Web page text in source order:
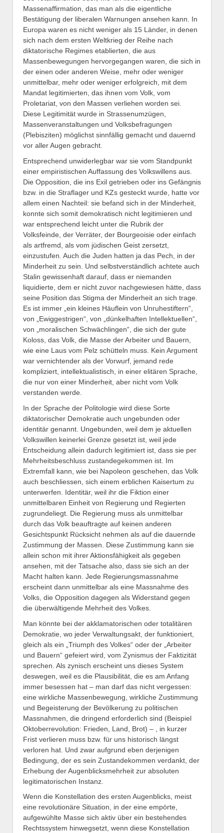
Massenaffirmation, das man als die eigentliche
Bestätigung der liberalen Warnungen ansehen kann. In
Europa waren es nicht weniger als 15 Länder, in denen
sich nach dem ersten Weltkrieg der Reihe nach
diktatorische Regimes etablierten, die aus
Massenbewegungen hervorgegangen waren, die sich in
der einen oder anderen Weise, mehr oder weniger
unmittelbar, mehr oder weniger erfolgreich, mit dem
Mandat legitimierten, das ihnen vom Volk, vom
Proletariat, von den Massen verliehen worden sei.
Diese Legitimität wurde in Strassenumzügen,
Massenveranstaltungen und Volksbefragungen
(Plebisziten) möglichst sinnfällig gemacht und dauernd
vor aller Augen gebracht.
Entsprechend unwiderlegbar war sie vom Standpunkt
einer empiristischen Auffassung des Volkswillens aus.
Die Opposition, die ins Exil getrieben oder ins Gefängnis
bzw. in die Straflager und KZs gesteckt wurde, hatte vor
allem einen Nachteil: sie befand sich in der Minderheit,
konnte sich somit demokratisch nicht legitimieren und
war entsprechend leicht unter die Rubrik der
Volksfeinde, der Verräter, der Bourgeoisie oder einfach
als artfremd, als vom jüdischen Geist zersetzt,
einzustufen. Auch die Juden hatten ja das Pech, in der
Minderheit zu sein. Und selbstverständlich achtete auch
Stalin gewissenhaft darauf, dass er niemanden
liquidierte, dem er nicht zuvor nachgewiesen hätte, dass
seine Position das Stigma der Minderheit an sich trage.
Es ist immer „ein kleines Häuflein von Unruhestiftern“,
von „Ewiggestrigen“, von „dünkelhaften Intellektuellen“,
von „moralischen Schwächlingen“, die sich der gute
Koloss, das Volk, die Masse der Arbeiter und Bauern,
wie eine Laus vom Pelz schütteln muss. Kein Argument
war vernichtender als der Vorwurf, jemand rede
kompliziert, intellektualistisch, in einer elitären Sprache,
die nur von einer Minderheit, aber nicht vom Volk
verstanden werde.
In der Sprache der Politologie wird diese Sorte
diktatorischer Demokratie auch ungebunden oder
identitär genannt. Ungebunden, weil dem je aktuellen
Volkswillen keinerlei Grenze gesetzt ist, weil jede
Entscheidung allein dadurch legitimiert ist, dass sie per
Mehrheitsbeschluss zustandegekommen ist. Im
Extremfall kann, wie bei Napoleon geschehen, das Volk
auch beschliessen, sich einem erblichen Kaisertum zu
unterwerfen. Identitär, weil ihr die Fiktion einer
unmittelbaren Einheit von Regierung und Regierten
zugrundeliegt. Die Regierung muss als unmittelbar
durch das Volk beauftragte auf keinen anderen
Gesichtspunkt Rücksicht nehmen als auf die dauernde
Zustimmung der Massen. Diese Zustimmung kann sie
allein schon mit ihrer Aktionsfähigkeit als gegeben
ansehen, mit der Tatsache also, dass sie sich an der
Macht halten kann. Jede Regierungsmassnahme
erscheint dann unmittelbar als eine Massnahme des
Volks, die Opposition dagegen als Widerstand gegen
die überwältigende Mehrheit des Volkes.
Man könnte bei der akklamatorischen oder totalitären
Demokratie, wo jeder Verwaltungsakt, der funktioniert,
gleich als ein „Triumph des Volkes“ oder der „Arbeiter
und Bauern“ gefeiert wird, vom Zynismus der Faktizität
sprechen. Als zynisch erscheint uns dieses System
deswegen, weil es die Plausibilität, die es am Anfang
immer besessen hat – man darf das nicht vergessen:
eine wirkliche Massenbewegung, wirkliche Zustimmung
und Begeisterung der Bevölkerung zu politischen
Massnahmen, die dringend erforderlich sind (Beispiel
Oktoberrevolution: Frieden, Land, Brot) – , in kurzer
Frist verlieren muss bzw. für uns historisch längst
verloren hat. Und zwar aufgrund eben derjenigen
Bedingung, der es sein Zustandekommen verdankt, der
Erhebung der Augenblicksmehrheit zur absoluten
legitimatorischen Instanz.
Wenn die Konstellation des ersten Augenblicks, meist
eine revolutionäre Situation, in der eine empörte,
aufgewühlte Masse sich aktiv über ein bestehendes
Rechtssystem hinwegsetzt, wenn diese Konstellation